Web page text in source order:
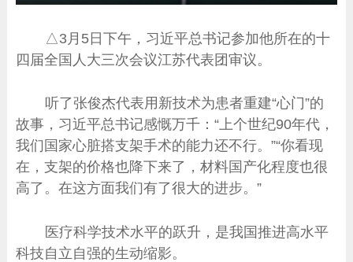
△3月5日下午，习近平总书记参加他所在的十
四届全国人大三次会议江苏代表团审议。
听了张俊杰代表用新技术为患者重建“心门”的
故事，习近平总书记感慨万千：“上个世纪90年代，
我们国家心脏搭支架手术的能力还不行。”“你看现
在，支架的价格也降下来了，材料国产化程度也很
高了。在这方面我们有了很大的进步。”
医疗科学技术水平的跃升，是我国推进高水平
科技自立自强的生动缩影。